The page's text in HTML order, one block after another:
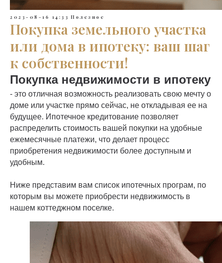
2023-08-16 14:33 Полезное
Покупка земельного участка
или дома в ипотеку: ваш шаг
к собственности!
Покупка недвижимости в ипотеку
- это отличная возможность реализовать свою мечту о
доме или участке прямо сейчас, не откладывая ее на
будущее. Ипотечное кредитование позволяет
распределить стоимость вашей покупки на удобные
ежемесячные платежи, что делает процесс
приобретения недвижимости более доступным и
удобным.
Ниже представим вам список ипотечных програм, по
которым вы можете приобрести недвижимость в
нашем коттеджном поселке.